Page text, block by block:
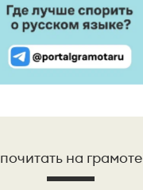
почитать на грамоте